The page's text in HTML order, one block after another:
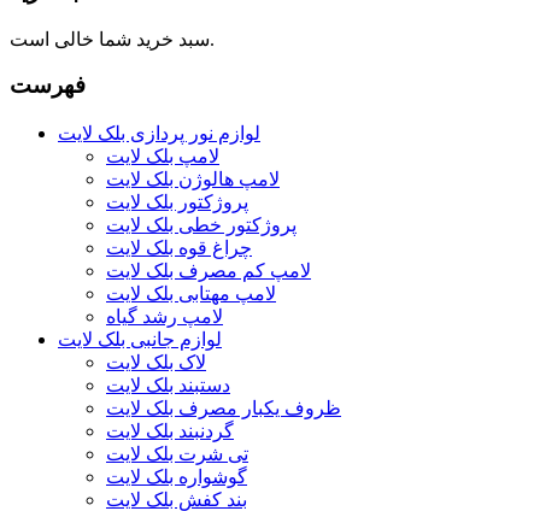
سبد خرید شما خالی است.
فهرست
لوازم نور پردازی بلک لایت
لامپ بلک لایت
لامپ هالوژن بلک لایت
پروژکتور بلک لایت
پروژکتور خطی بلک لایت
چراغ قوه بلک لایت
لامپ کم مصرف بلک لایت
لامپ مهتابی بلک لایت
لامپ رشد گیاه
لوازم جانبی بلک لایت
لاک بلک لایت
دستبند بلک لایت
ظروف یکبار مصرف بلک لایت
گردنبند بلک لایت
تی شرت بلک لایت
گوشواره بلک لایت
بند کفش بلک لایت